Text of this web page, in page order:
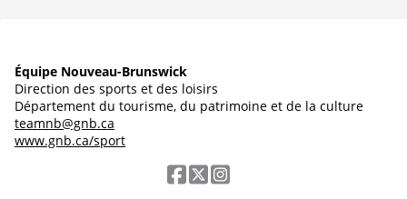
Équipe Nouveau-Brunswick
Direction des sports et des loisirs
Département du tourisme, du patrimoine et de la culture
teamnb@gnb.ca
www.gnb.ca/sport